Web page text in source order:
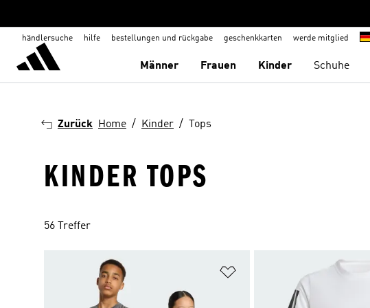
händlersuche hilfe bestellungen und rückgabe geschenkkarten werde mitglied
Männer Frauen Kinder Schuhe
Zurück Home Kinder Tops
KINDER TOPS
56 Treffer
Zur Wunschliste hinzufügen